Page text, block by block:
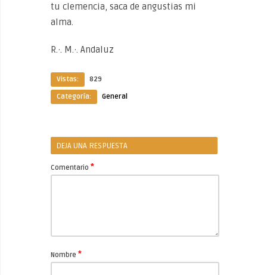
tu clemencia, saca de angustias mi
alma.
R.·. M.·. Andaluz
Vistas:
829
Categoría:
General
DEJA UNA RESPUESTA
Comentario *
Nombre *